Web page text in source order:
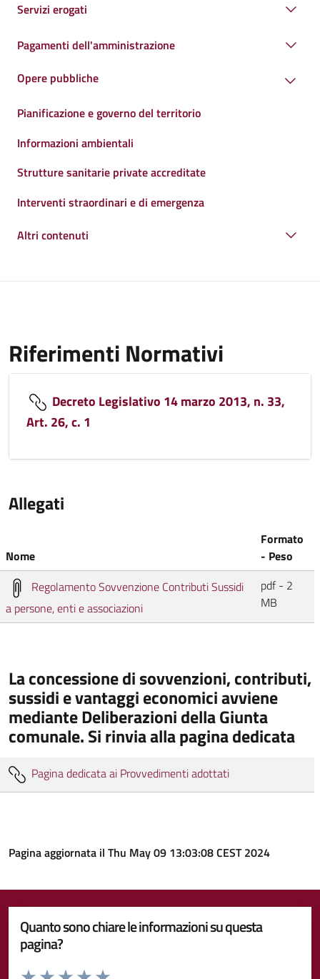
Servizi erogati
Pagamenti dell'amministrazione
Opere pubbliche
Pianificazione e governo del territorio
Informazioni ambientali
Strutture sanitarie private accreditate
Interventi straordinari e di emergenza
Altri contenuti
Riferimenti Normativi
Decreto Legislativo 14 marzo 2013, n. 33,
Art. 26, c. 1
Allegati
Nome
Formato
- Peso
Regolamento Sovvenzione Contributi Sussidi
a persone, enti e associazioni
pdf - 2
MB
La concessione di sovvenzioni, contributi,
sussidi e vantaggi economici avviene
mediante Deliberazioni della Giunta
comunale. Si rinvia alla pagina dedicata
Pagina dedicata ai Provvedimenti adottati
Pagina aggiornata il Thu May 09 13:03:08 CEST 2024
Quanto sono chiare le informazioni su questa
pagina?
Valuta da 1 a 5 stelle la pagina